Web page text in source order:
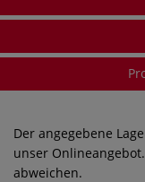
Der angegebene
unser
abweichen.